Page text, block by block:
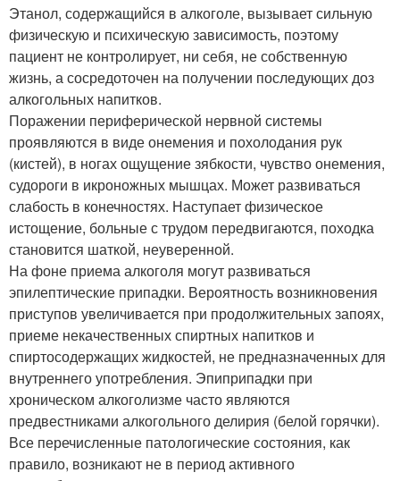
Этанол, содержащийся в алкоголе, вызывает сильную
физическую и психическую зависимость, поэтому
пациент не контролирует, ни себя, не собственную
жизнь, а сосредоточен на получении последующих доз
алкогольных напитков.
Поражении периферической нервной системы
проявляются в виде онемения и похолодания рук
(кистей), в ногах ощущение зябкости, чувство онемения,
судороги в икроножных мышцах. Может развиваться
слабость в конечностях. Наступает физическое
истощение, больные с трудом передвигаются, походка
становится шаткой, неуверенной.
На фоне приема алкоголя могут развиваться
эпилептические припадки. Вероятность возникновения
приступов увеличивается при продолжительных запоях,
приеме некачественных спиртных напитков и
спиртосодержащих жидкостей, не предназначенных для
внутреннего употребления. Эпиприпадки при
хроническом алкоголизме часто являются
предвестниками алкогольного делирия (белой горячки).
Все перечисленные патологические состояния, как
правило, возникают не в период активного